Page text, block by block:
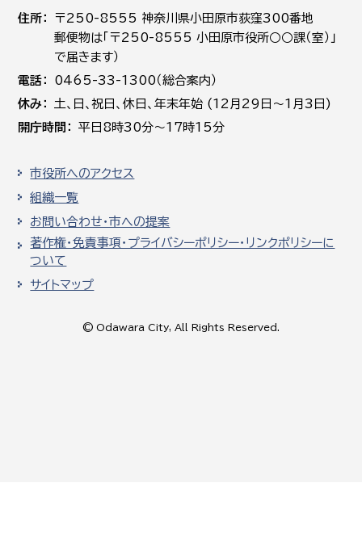
住所
〒250-8555 神奈川県小田原市荻窪300番地
郵便物は「〒250-8555 小田原市役所○○課（室）」
で届きます）
電話
0465-33-1300（総合案内）
休み
土､日､祝日、休日、年末年始 (12月29日～1月3日)
開庁時間
平日8時30分～17時15分
市役所へのアクセス
組織一覧
お問い合わせ・市への提案
著作権・免責事項・プライバシーポリシー・リンクポリシーに
ついて
サイトマップ
© Odawara City, All Rights Reserved.